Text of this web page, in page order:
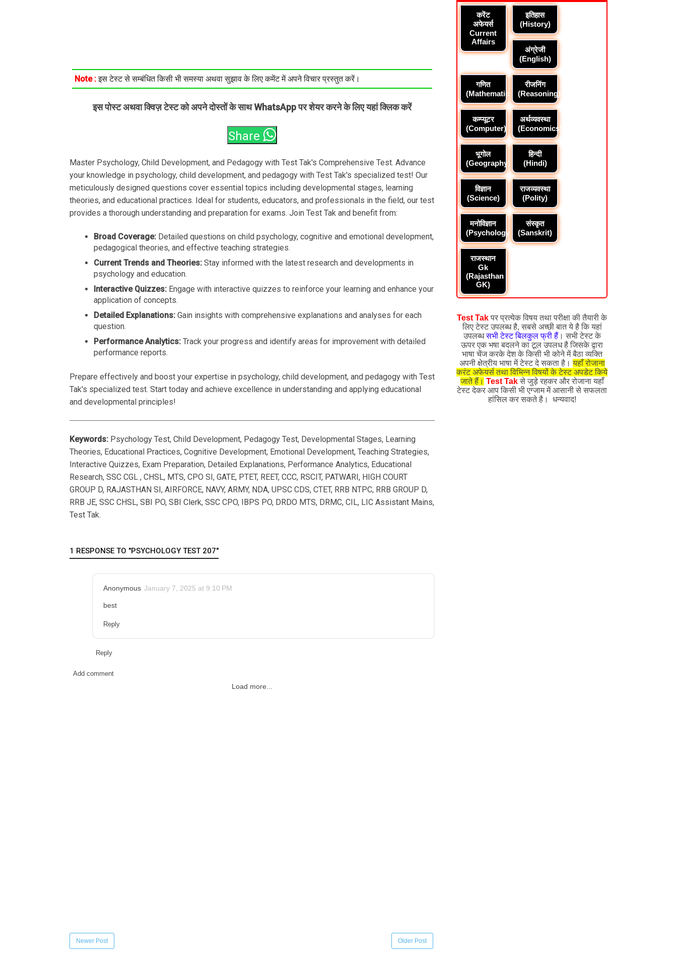
Note :इस टेस्ट से सम्बंधित किसी भी समस्या अथवा सुझाव के लिए कमेंट में अपने विचार प्रस्तुत करें।
इस पोस्ट अथवा क्विज़ टेस्ट को अपने दोस्तों के साथ WhatsApp पर शेयर करने के लिए यहां क्लिक करें
Share
Master Psychology, Child Development, and Pedagogy with Test Tak's Comprehensive Test. Advance
your knowledge in psychology, child development, and pedagogy with Test Tak's specialized test! Our
meticulously designed questions cover essential topics including developmental stages, learning
theories, and educational practices. Ideal for students, educators, and professionals in the field, our test
provides a thorough understanding and preparation for exams. Join Test Tak and benefit from:
Broad Coverage: Detailed questions on child psychology, cognitive and emotional development,
pedagogical theories, and effective teaching strategies.
Current Trends and Theories: Stay informed with the latest research and developments in
psychology and education.
Interactive Quizzes: Engage with interactive quizzes to reinforce your learning and enhance your
application of concepts.
Detailed Explanations: Gain insights with comprehensive explanations and analyses for each
question.
Performance Analytics: Track your progress and identify areas for improvement with detailed
performance reports.
Prepare effectively and boost your expertise in psychology, child development, and pedagogy with Test
Tak's specialized test. Start today and achieve excellence in understanding and applying educational
and developmental principles!
Keywords: Psychology Test, Child Development, Pedagogy Test, Developmental Stages, Learning
Theories, Educational Practices, Cognitive Development, Emotional Development, Teaching Strategies,
Interactive Quizzes, Exam Preparation, Detailed Explanations, Performance Analytics, Educational
Research, SSC CGL , CHSL, MTS, CPO SI, GATE, PTET, REET, CCC, RSCIT, PATWARI, HIGH COURT
GROUP D, RAJASTHAN SI, AIRFORCE, NAVY, ARMY, NDA, UPSC CDS, CTET, RRB NTPC, RRB GROUP D,
RRB JE, SSC CHSL, SBI PO, SBI Clerk, SSC CPO, IBPS PO, DRDO MTS, DRMC, CIL, LIC Assistant Mains,
Test Tak.
1 RESPONSE TO "PSYCHOLOGY TEST 207"
Anonymous January 7, 2025 at 9:10 PM
best
Reply
Reply
Add comment
Load more...
Newer Post Older Post
करेंट
अफेयर्स
Current
Affairs
इतिहास
(History)
अंग्रेजी
(English)
गणित
(Mathematics)
रीजनिंग
(Reasoning)
कम्प्यूटर
(Computer)
अर्थव्यवस्था
(Economics)
भूगोल
(Geography)
हिन्दी
(Hindi)
विज्ञान
(Science)
राजव्यवस्था
(Polity)
मनोविज्ञान
(Psychology)
संस्कृत
(Sanskrit)
राजस्थान
Gk
(Rajasthan
GK)
Test Takपर प्रत्येक विषय तथा परीक्षा की तैयारी के
लिए टेस्ट उपलब्ध है, सबसे अच्छी बात ये है कि यहां
उपलब्धसभी टेस्ट बिलकुल फ्री हैं। सभी टेस्ट के
ऊपर एक भषा बदलने का टूल उपलध है जिसके द्वारा
भाषा चेंज करके देश के किसी भी कोने में बैठा व्यक्ति
अपनी क्षेत्रीय भाषा में टेस्ट दे सकता है।यहाँ रोजाना
करंट अफेयर्स तथा विभिन्न विषयों के टेस्ट अपडेट किये
जाते हैं। Test Takसे जुड़े रहकर और रोजाना यहाँ
टेस्ट देकर आप किसी भी एग्जाम में आसानी से सफलता
हांसिल कर सकते है। धन्यवाद!